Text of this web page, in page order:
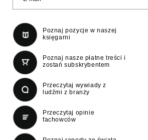
Poznaj pozycje w naszej
księgarni
Poznaj nasze płatne treści i
zostań subskrybentem
Przeczytaj wywiady z
ludźmi z branży
Przeczytaj opinie
fachowców